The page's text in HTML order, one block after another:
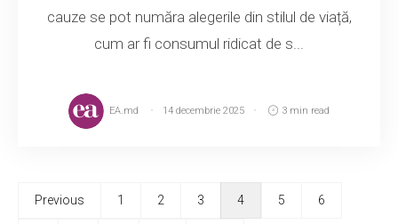
cauze se pot număra alegerile din stilul de viață,
cum ar fi consumul ridicat de s...
EA.md 14 decembrie 2025 3 min read
Previous 1 2 3 4 5 6